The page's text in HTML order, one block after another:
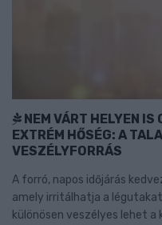
NEM VÁRT HELYEN
EXTRÉM HŐSÉG: A
VESZÉLYFORRÁS
A forró, napos időjárás
amely irritálhatja a
különösen veszélyes lehet a